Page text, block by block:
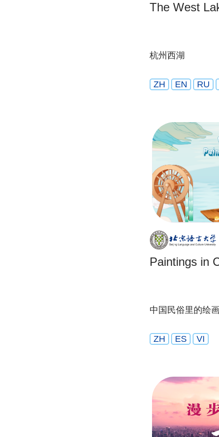
The West
杭州西湖
ZH EN RU
Paintings in
中国民俗里的绘
ZH ES VI